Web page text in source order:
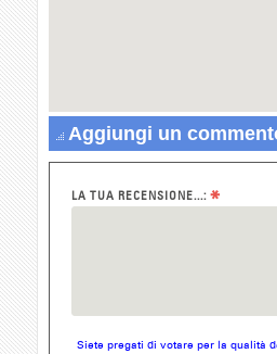
Aggiungi un
LA TUA RECENSIONE...: *
Siete pregati di votare per la qualità